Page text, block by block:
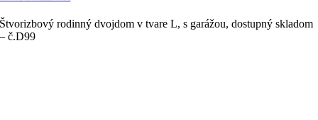
Štvorizbový rodinný dvojdom v tvare L, s garážou, dostupný skladom
– č.D99